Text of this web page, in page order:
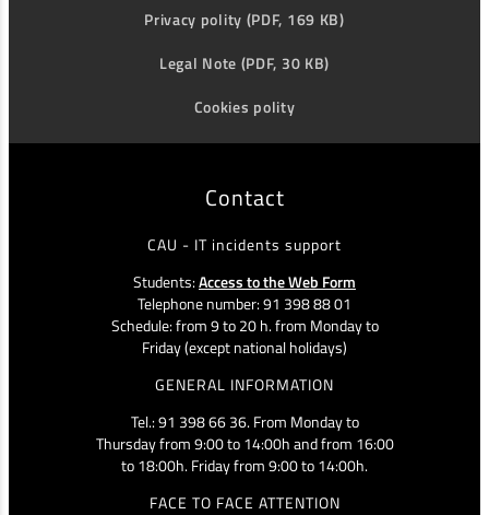
Privacy polity (PDF, 169 KB)
Legal Note (PDF, 30 KB)
Cookies polity
Contact
CAU - IT incidents support
Students:Access to the Web Form
Telephone number: 91 398 88 01
Schedule: from 9 to 20 h. from Monday to
Friday (except national holidays)
GENERAL INFORMATION
Tel.: 91 398 66 36. From Monday to
Thursday from 9:00 to 14:00h and from 16:00
to 18:00h. Friday from 9:00 to 14:00h.
FACE TO FACE ATTENTION